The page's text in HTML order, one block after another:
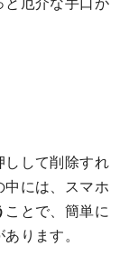
して削除すれ
には、スマホ
ことで、簡単に
ります。